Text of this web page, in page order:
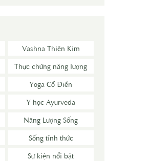
Vashna Thiên Kim
Thực chứng năng lượng
Yoga Cổ Điển
Y học Ayurveda
Năng Lượng Sống
Sống tỉnh thức
Sự kiện nổi bật